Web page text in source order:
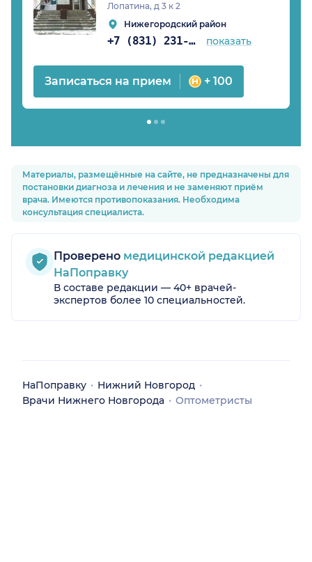
Лопатина, д 3 к 2
Нижегородский район
+7 (831) 231-03-90 показать
Записаться на прием + 100
Материалы, размещённые на сайте, не предназначены для
постановки диагноза и лечения и не заменяют приём
врача. Имеются противопоказания. Необходима
консультация специалиста.
Проверено медицинской редакцией
НаПоправку
В составе редакции — 40+ врачей-
экспертов более 10 специальностей.
НаПоправку
Нижний Новгород
Врачи Нижнего Новгорода
Оптометристы